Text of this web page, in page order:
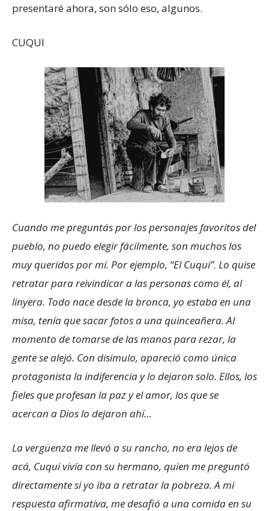
presentaré ahora, son sólo eso, algunos.
CUQUI
Cuando me preguntás por los personajes favoritos del
pueblo, no puedo elegir fácilmente, son muchos los
muy queridos por mí. Por ejemplo, “El Cuqui”. Lo quise
retratar para reivindicar a las personas como él, al
linyera. Todo nace desde la bronca, yo estaba en una
misa, tenía que sacar fotos a una quinceañera. Al
momento de tomarse de las manos para rezar, la
gente se alejó. Con disimulo, apareció como única
protagonista la indiferencia y lo dejaron solo. Ellos, los
fieles que profesan la paz y el amor, los que se
acercan a Dios lo dejaron ahí…
La vergüenza me llevó a su rancho, no era lejos de
acá, Cuqui vivía con su hermano, quien me preguntó
directamente si yo iba a retratar la pobreza. A mi
respuesta afirmativa, me desafió a una comida en su